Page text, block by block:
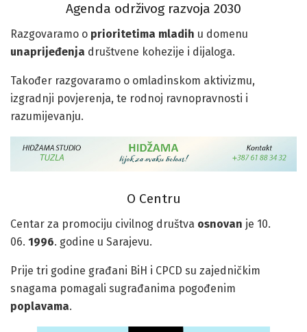
Agenda održivog razvoja 2030
Razgovaramo o prioritetima mladih u domenu
unaprijeđenja društvene kohezije i dijaloga.
Također razgovaramo o omladinskom aktivizmu,
izgradnji povjerenja, te rodnoj ravnopravnosti i
razumijevanju.
O Centru
Centar za promociju civilnog društva osnovan je 10.
06. 1996. godine u Sarajevu.
Prije tri godine građani BiH i CPCD su zajedničkim
snagama pomagali sugrađanima pogođenim
poplavama.